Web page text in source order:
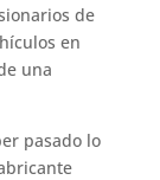
de
en
una
pasado lo